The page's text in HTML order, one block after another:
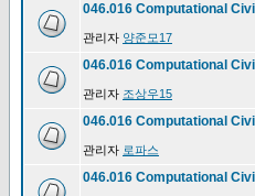
046.016 Computational
관리자 양준모17
046.016 Computational
관리자 조상우15
046.016 Computational
관리자 로파스
046.016 Computational